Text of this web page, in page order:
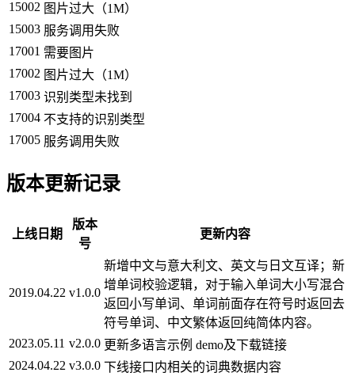
15002 图片过大（1M）
15003 服务调用失败
17001 需要图片
17002 图片过大（1M）
17003 识别类型未找到
17004 不支持的识别类型
17005 服务调用失败
版本更新记录
上线日期
版本
号
更新内容
2019.04.22 v1.0.0
新增中文与意大利文、英文与日文互译；新
增单词校验逻辑，对于输入单词大小写混合
返回小写单词、单词前面存在符号时返回去
符号单词、中文繁体返回纯简体内容。
2023.05.11 v2.0.0 更新多语言示例 demo及下载链接
2024.04.22 v3.0.0 下线接口内相关的词典数据内容